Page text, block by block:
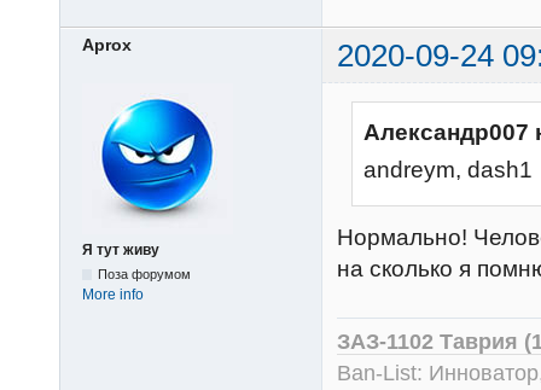
Aprox 2020-09-24
Я тут живу
Поза форумом
More info
Александр007
andreym,
Нормально!
на сколько я
ЗАЗ-1102 Таврия
Ban-List: